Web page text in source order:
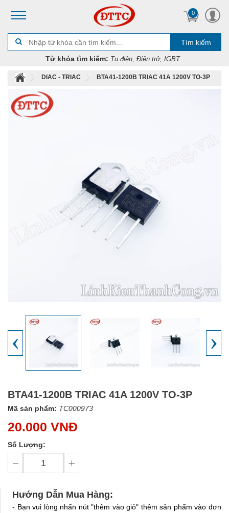
0
Tìm kiếm
Từ khóa tìm kiếm: Tụ điện, Điện trở, IGBT..
DIAC - TRIAC BTA41-1200B TRIAC 41A 1200V TO-3P
‹ ›
BTA41-1200B TRIAC 41A 1200V TO-3P
Mã sản phẩm: TC000973
20.000 VNĐ
Số Lượng:
Hướng Dẫn Mua Hàng:
- Bạn vui lòng nhấn nút "thêm vào giỏ" thêm sản phẩm vào đơn